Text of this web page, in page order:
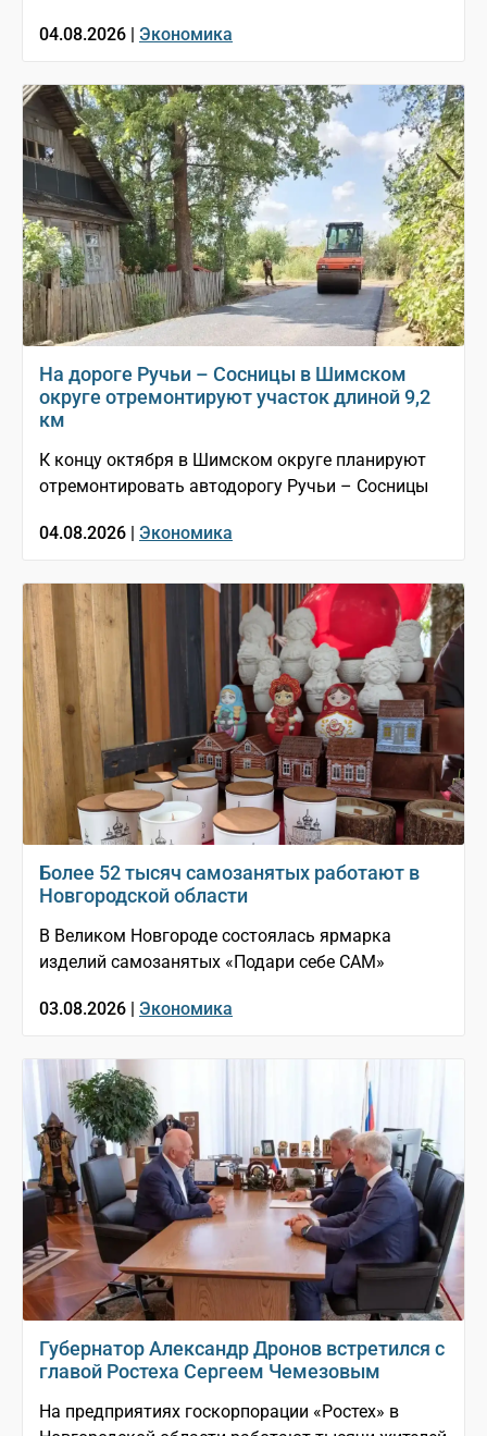
04.08.2026 | Экономика
На дороге Ручьи – Сосницы в Шимском
округе отремонтируют участок длиной 9,2
км
К концу октября в Шимском округе планируют
отремонтировать автодорогу Ручьи – Сосницы
04.08.2026 | Экономика
Более 52 тысяч самозанятых работают в
Новгородской области
В Великом Новгороде состоялась ярмарка
изделий самозанятых «Подари себе САМ»
03.08.2026 | Экономика
Губернатор Александр Дронов встретился с
главой Ростеха Сергеем Чемезовым
На предприятиях госкорпорации «Ростех» в